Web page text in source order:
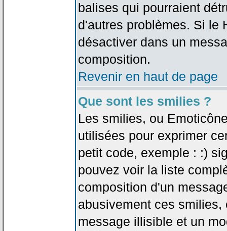
balises qui pourraient
d'autres problèmes. Si le
désactiver dans un
composition.
Revenir en haut de page
Que sont les smilies ?
Les smilies, ou
utilisées pour exprimer
petit code, exemple : :)
pouvez voir la liste
composition d'un
abusivement ces
message illisible et un